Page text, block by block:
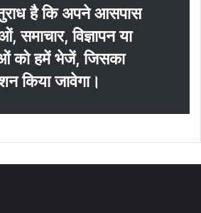
है कि अपने आसपास
समाचार, विज्ञापन या
को हमें भेजें, जिसका
किया जावेगा।